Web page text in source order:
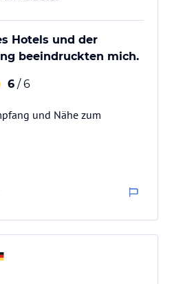
Hotels und der
beeindruckten mich.
6 / 6
und Nähe zum